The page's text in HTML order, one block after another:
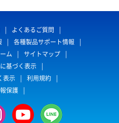
よくあるご質問
各種製品サポート情報
ム
サイトマップ
基づく表示
表示
利用規約
保護